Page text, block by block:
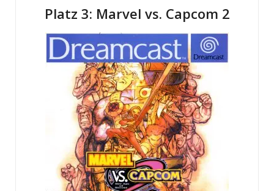
Platz 3: Marvel vs. Capcom 2